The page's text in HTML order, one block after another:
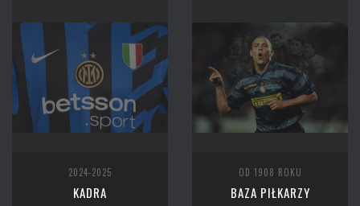
2024-2025
KADRA
OD 1908 ROKU
BAZA PIŁKARZY